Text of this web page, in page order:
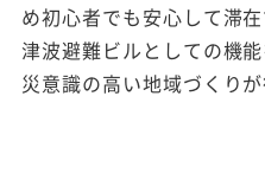
め初心者でも安心して滞在
津波避難ビルとしての機
災意識の高い地域づくりが